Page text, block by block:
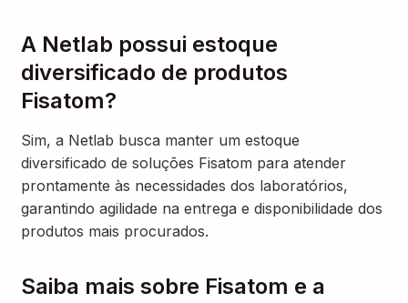
A Netlab possui estoque
diversificado de produtos
Fisatom?
Sim, a Netlab busca manter um estoque
diversificado de soluções Fisatom para atender
prontamente às necessidades dos laboratórios,
garantindo agilidade na entrega e disponibilidade dos
produtos mais procurados.
Saiba mais sobre Fisatom e a